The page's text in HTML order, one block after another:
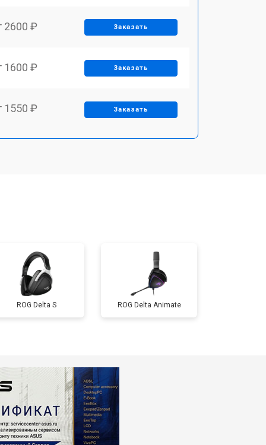
2600 ₽ Заказать
1600 ₽ Заказать
1550 ₽ Заказать
ROG Delta S ROG Delta Animate